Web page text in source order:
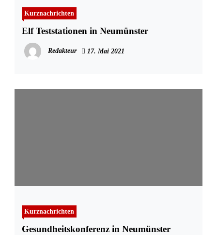
Kurznachrichten
Elf Teststationen in Neumünster
Redakteur 17. Mai 2021
Kurznachrichten
Gesundheitskonferenz in Neumünster